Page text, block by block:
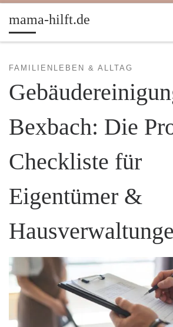
Zum Inhalt springen
mama-hilft.de
FAMILIENLEBEN & ALLTAG
Bexbach: Die
Checkliste für
Eigentümer &